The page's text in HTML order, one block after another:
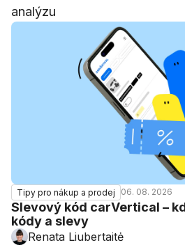
analýzu
Tipy pro nákup a prodej 06. 08. 2026
Slevový kód carVertical –
kódy a slevy
Renata Liubertaitė